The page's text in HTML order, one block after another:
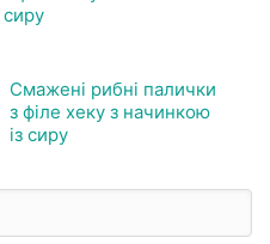
Смажені рибні палички
з філе хеку з начинкою
із сиру